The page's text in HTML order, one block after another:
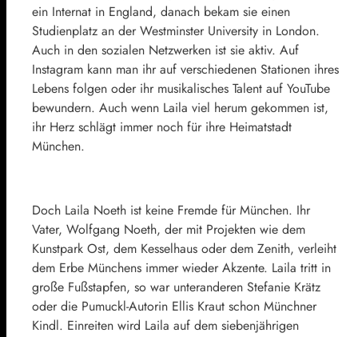
ein Internat in England, danach bekam sie einen
Studienplatz an der Westminster University in London.
Auch in den sozialen Netzwerken ist sie aktiv. Auf
Instagram kann man ihr auf verschiedenen Stationen ihres
Lebens folgen oder ihr musikalisches Talent auf YouTube
bewundern. Auch wenn Laila viel herum gekommen ist,
ihr Herz schlägt immer noch für ihre Heimatstadt
München.
Doch Laila Noeth ist keine Fremde für München. Ihr
Vater, Wolfgang Noeth, der mit Projekten wie dem
Kunstpark Ost, dem Kesselhaus oder dem Zenith, verleiht
dem Erbe Münchens immer wieder Akzente. Laila tritt in
große Fußstapfen, so war unteranderen Stefanie Krätz
oder die Pumuckl-Autorin Ellis Kraut schon Münchner
Kindl. Einreiten wird Laila auf dem siebenjährigen